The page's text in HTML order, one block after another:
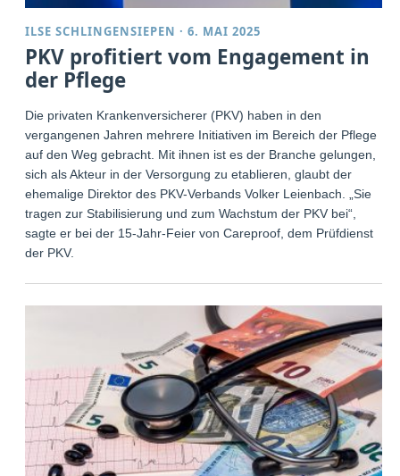
ILSE SCHLINGENSIEPEN ·6. MAI 2025
PKV profitiert vom Engagement in
der Pflege
Die privaten Krankenversicherer (PKV) haben in den
vergangenen Jahren mehrere Initiativen im Bereich der Pflege
auf den Weg gebracht. Mit ihnen ist es der Branche gelungen,
sich als Akteur in der Versorgung zu etablieren, glaubt der
ehemalige Direktor des PKV-Verbands Volker Leienbach. „Sie
tragen zur Stabilisierung und zum Wachstum der PKV bei“,
sagte er bei der 15-Jahr-Feier von Careproof, dem Prüfdienst
der PKV.